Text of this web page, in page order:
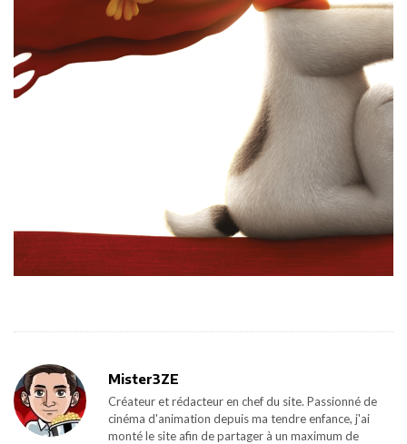
Mister3ZE
Créateur et rédacteur en chef du site. Passionné de
cinéma d'animation depuis ma tendre enfance, j'ai
monté le site afin de partager à un maximum de